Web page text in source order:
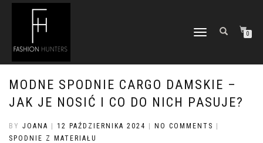
TOGGLE
0
MODNE SPODNIE CARGO DAMSKIE –
JAK JE NOSIĆ I CO DO NICH PASUJE?
BY JOANA 12 PAŹDZIERNIKA 2024 NO COMMENTS
SPODNIE Z MATERIAŁU